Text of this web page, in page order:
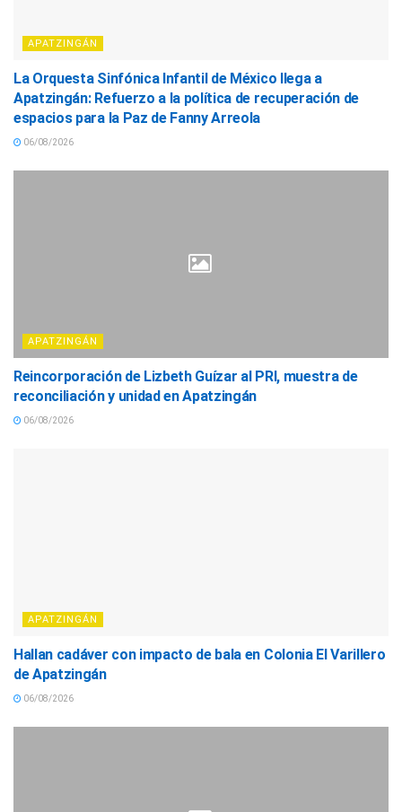
APATZINGÁN
La Orquesta Sinfónica Infantil de México llega a
Apatzingán: Refuerzo a la política de recuperación de
espacios para la Paz de Fanny Arreola
06/08/2026
APATZINGÁN
Reincorporación de Lizbeth Guízar al PRI, muestra de
reconciliación y unidad en Apatzingán
06/08/2026
APATZINGÁN
Hallan cadáver con impacto de bala en Colonia El Varillero
de Apatzingán
06/08/2026